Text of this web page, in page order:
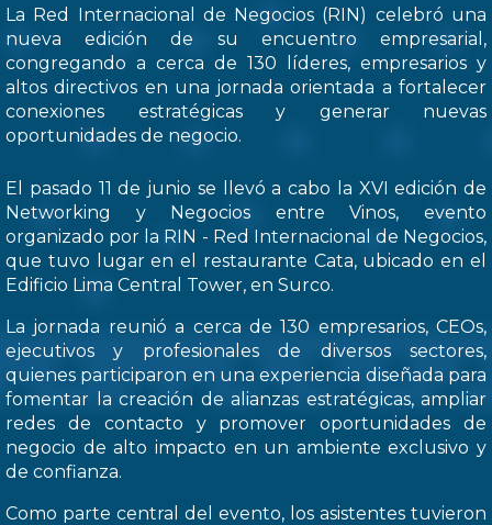
La Red Internacional de Negocios (RIN) celebró una
nueva edición de su encuentro empresarial,
congregando a cerca de 130 líderes, empresarios y
altos directivos en una jornada orientada a fortalecer
conexiones estratégicas y generar nuevas
oportunidades de negocio.
El pasado 11 de junio se llevó a cabo la XVI edición de
Networking y Negocios entre Vinos, evento
organizado por la RIN - Red Internacional de Negocios,
que tuvo lugar en el restaurante Cata, ubicado en el
Edificio Lima Central Tower, en Surco.
La jornada reunió a cerca de 130 empresarios, CEOs,
ejecutivos y profesionales de diversos sectores,
quienes participaron en una experiencia diseñada para
fomentar la creación de alianzas estratégicas, ampliar
redes de contacto y promover oportunidades de
negocio de alto impacto en un ambiente exclusivo y
de confianza.
Como parte central del evento, los asistentes tuvieron